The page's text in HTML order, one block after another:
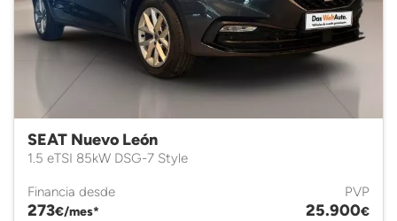
SEAT Nuevo León
1.5 eTSI 85kW DSG-7 Style
Financia desde
273€/mes*
PVP
25.900€